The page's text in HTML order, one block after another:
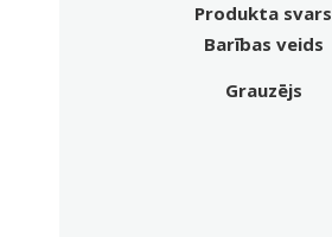
Produkta svars
Barības veids
Grauzējs